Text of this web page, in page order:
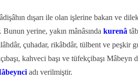
dışarı ile olan işlerine bakan ve
Bunun yerine, yakın mânâsında kurenâ
çuhadar, rikâbdâr, tülbent ve peşkir
kahveci başı ve tüfekçibaşı
adı verilmiştir.